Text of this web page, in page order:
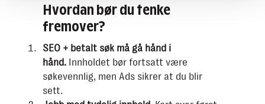
Hvordan bør du tenke
fremover?
SEO + betalt søk må gå hånd i
hånd. Innholdet bør fortsatt være
søkevennlig, men Ads sikrer at du blir
sett.